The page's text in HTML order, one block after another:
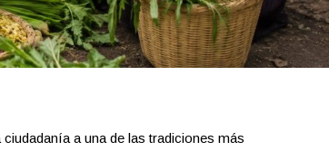
a una de las tradiciones más